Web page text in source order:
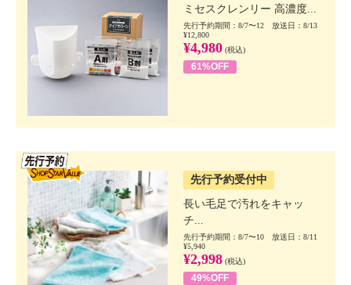
ミセスクレンリー 高濃度...
先行予約期間：8/7〜12 放送日：8/13
¥12,800
¥4,980 (税込)
61%OFF
先行予約受付中
長い毛足で汚れをキャッ
チ...
先行予約期間：8/7〜10 放送日：8/11
¥5,940
¥2,998 (税込)
49%OFF